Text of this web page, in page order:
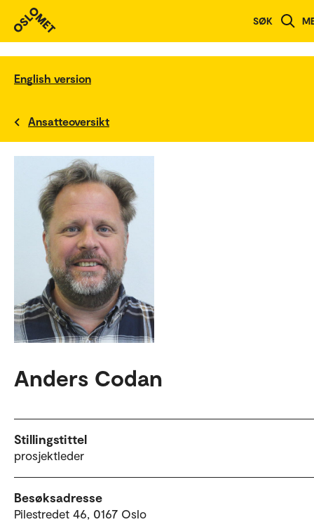
SØK
English version
Ansatteoversikt
Anders Codan
Stillingstittel
prosjektleder
Besøksadresse
Pilestredet 46, 0167 Oslo